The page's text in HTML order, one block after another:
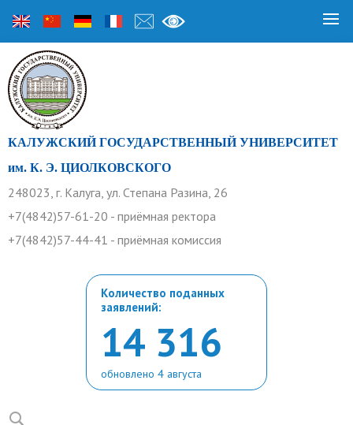
КАЛУЖСКИЙ ГОСУДАРСТВЕННЫЙ УНИВЕРСИТЕТ
им. К. Э. ЦИОЛКОВСКОГО
248023, г. Калуга, ул. Степана Разина, 26
+7(4842)57-61-20 - приёмная ректора
+7(4842)57-44-41 - приёмная комиссия
Количество поданных
заявлений:
14 316
обновлено 4 августа